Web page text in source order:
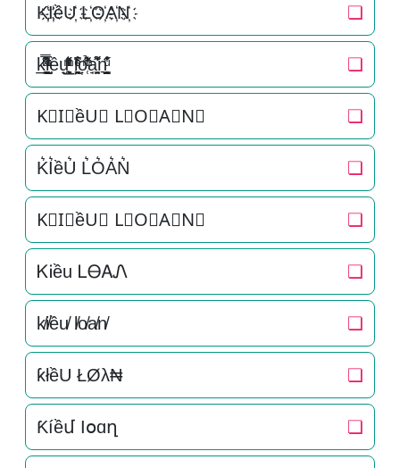
K҉I҉ềU҉ L҉O҉A҉N҉ ❏
k̲̱̠̞̖ͧ̔͊̇̽̿̑ͯͅi̞̟̫̺ͭ̒ͭͣều̟͎̲͕̼̳͉̲ͮͫͭ̋ͭ͛ͣ̈ l͕͖͉̭̰ͬ̍ͤ͆̊ͨo͎̜̓̇ͫ̉͊ͨ͊a̘̫͈̭͌͛͌̇̇̍n͉̠̙͉̗̺̋̋̔ͧ̊ ❏
K⃗I⃗ềU⃗ L⃗O⃗A⃗N⃗ ❏
K͛I͛ềU͛ L͛O͛A͛N͛ ❏
K⃒I⃒ềU⃒ L⃒O⃒A⃒N⃒ ❏
ᏦᎥều ᏞᎾᎪᏁ ❏
k̸i̸ều̸ l̸o̸a̸n̸ ❏
ƙłềU ŁØλ₦ ❏
Ƙíềմ Ӏօɑղ ❏